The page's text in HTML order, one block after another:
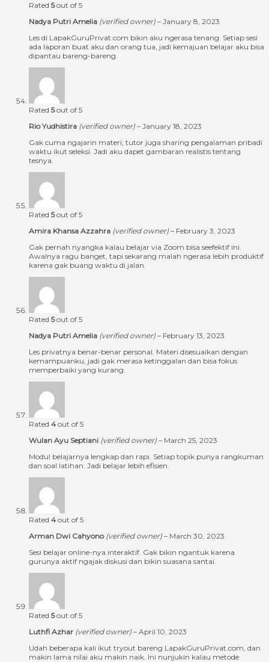
Rated 5out of 5
Nadya Putri Amelia (verified owner) – January 8, 2023
Les di LapakGuruPrivat.com bikin aku ngerasa tenang. Setiap sesi
ada laporan buat aku dan orang tua, jadi kemajuan belajar aku bisa
dipantau bareng-bareng.
Rated 5out of 5
Rio Yudhistira (verified owner) – January 18, 2023
Gak cuma ngajarin materi, tutor juga sharing pengalaman pribadi
waktu ikut seleksi. Jadi aku dapet gambaran realistis tentang
tesnya.
Rated 5out of 5
Amira Khansa Azzahra (verified owner) – February 3, 2023
Gak pernah nyangka kalau belajar via Zoom bisa seefektif ini.
Awalnya ragu banget, tapi sekarang malah ngerasa lebih produktif
karena gak buang waktu di jalan.
Rated 5out of 5
Nadya Putri Amelia (verified owner) – February 13, 2023
Les privatnya benar-benar personal. Materi disesuaikan dengan
kemampuanku, jadi gak merasa ketinggalan dan bisa fokus
memperbaiki yang kurang.
Rated 4 out of 5
Wulan Ayu Septiani (verified owner) – March 25, 2023
Modul belajarnya lengkap dan rapi. Setiap topik punya rangkuman
dan soal latihan. Jadi belajar lebih efisien.
Rated 4 out of 5
Arman Dwi Cahyono (verified owner) – March 30, 2023
Sesi belajar online-nya interaktif. Gak bikin ngantuk karena
gurunya aktif ngajak diskusi dan bikin suasana santai.
Rated 5out of 5
Luthfi Azhar (verified owner) – April 10, 2023
Udah beberapa kali ikut tryout bareng LapakGuruPrivat.com, dan
makin lama nilai aku makin naik. Ini nunjukin kalau metode